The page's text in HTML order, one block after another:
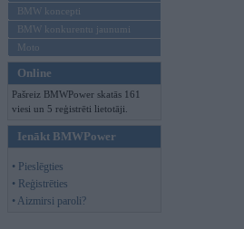
BMW koncepti
BMW konkurentu jaunumi
Moto
Online
Pašreiz BMWPower skatās 161
viesi un 5 reģistrēti lietotāji.
Ienākt BMWPower
• Pieslēgties
• Reģistrēties
• Aizmirsi paroli?